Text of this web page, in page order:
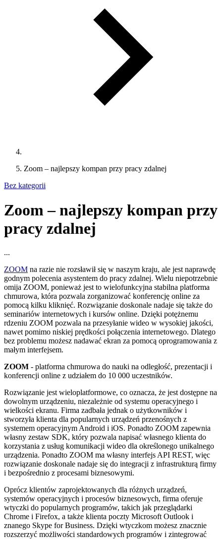
Zoom – najlepszy kompan przy pracy zdalnej
Bez kategorii
Zoom – najlepszy kompan przy
pracy zdalnej
...
ZOOM na razie nie rozsławił się w naszym kraju, ale jest naprawdę
godnym polecenia asystentem do pracy zdalnej. Wielu niepotrzebnie
omija ZOOM, ponieważ jest to wielofunkcyjna stabilna platforma
chmurowa, która pozwala zorganizować konferencję online za
pomocą kilku kliknięć. Rozwiązanie doskonale nadaje się także do
seminariów internetowych i kursów online. Dzięki potężnemu
rdzeniu ZOOM pozwala na przesyłanie wideo w wysokiej jakości,
nawet pomimo niskiej prędkości połączenia internetowego. Dlatego
bez problemu możesz nadawać ekran za pomocą oprogramowania z
małym interfejsem.
ZOOM - platforma chmurowa do nauki na odległość, prezentacji i
konferencji online z udziałem do 10 000 uczestników.
Rozwiązanie jest wieloplatformowe, co oznacza, że jest dostępne na
dowolnym urządzeniu, niezależnie od systemu operacyjnego i
wielkości ekranu. Firma zadbała jednak o użytkowników i
stworzyła klienta dla popularnych urządzeń przenośnych z
systemem operacyjnym Android i iOS. Ponadto ZOOM zapewnia
własny zestaw SDK, który pozwala napisać własnego klienta do
korzystania z usług komunikacji wideo dla określonego unikalnego
urządzenia. Ponadto ZOOM ma własny interfejs API REST, więc
rozwiązanie doskonale nadaje się do integracji z infrastrukturą firmy
i bezpośrednio z procesami biznesowymi.
Oprócz klientów zaprojektowanych dla różnych urządzeń,
systemów operacyjnych i procesów biznesowych, firma oferuje
wtyczki do popularnych programów, takich jak przeglądarki
Chrome i Firefox, a także klienta poczty Microsoft Outlook i
znanego Skype for Business. Dzięki wtyczkom możesz znacznie
rozszerzyć możliwości standardowych programów i zintegrować